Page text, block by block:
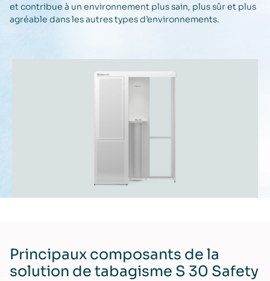
et contribue à un environnement plus sain, plus sûr et plus
agréable dans les autres types d’environnements.
Principaux composants de la
solution de tabagisme S 30 Safety